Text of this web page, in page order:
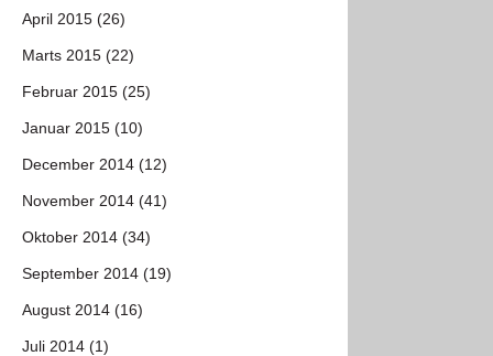
April 2015 (26)
Marts 2015 (22)
Februar 2015 (25)
Januar 2015 (10)
December 2014 (12)
November 2014 (41)
Oktober 2014 (34)
September 2014 (19)
August 2014 (16)
Juli 2014 (1)